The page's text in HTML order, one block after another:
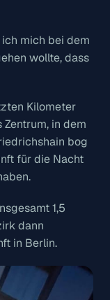
mich bei dem
wollte, dass
Kilometer
in dem
bog
für die Nacht
1,5
dann
in Berlin.